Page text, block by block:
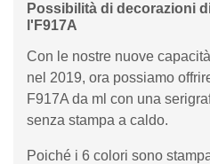
Possibilità di decorazioni
l'F917A
Con le nostre nuove
nel 2019, ora possiamo
F917A da ml con una
senza stampa a caldo.
Poiché i 6 colori sono